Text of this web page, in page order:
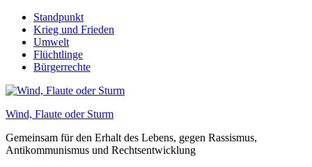
Skip
content
Standpunkt
Krieg und Frieden
Umwelt
Flüchtlinge
Bürgerrechte
Wind, Flaute oder Sturm
Gemeinsam für den Erhalt des Lebens, gegen Rassismus,
Antikommunismus und Rechtsentwicklung